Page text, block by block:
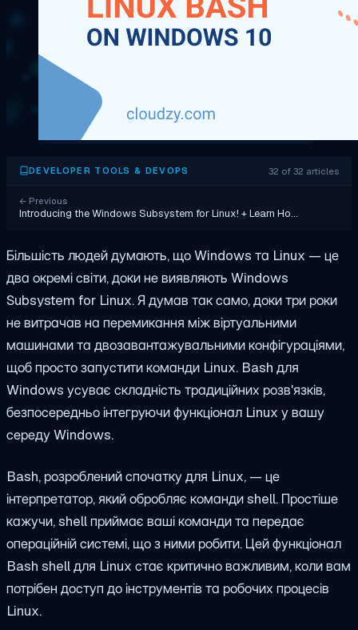
DEVELOPER TOOLS & DEVOPS 32 of 32 articles
← Previous
Introducing the Windows Subsystem for Linux! + Learn Ho…
Більшість людей думають, що Windows та Linux — це
два окремі світи, доки не виявляють Windows
Subsystem for Linux. Я думав так само, доки три роки
не витрачав на перемикання між віртуальними
машинами та двозавантажувальними конфігураціями,
щоб просто запустити команди Linux. Bash для
Windows усуває складність традиційних розв'язків,
безпосередньо інтегруючи функціонал Linux у вашу
середу Windows.
Bash, розроблений спочатку для Linux, — це
інтерпретатор, який обробляє команди shell. Простіше
кажучи, shell приймає ваші команди та передає
операційній системі, що з ними робити. Цей функціонал
Bash shell для Linux стає критично важливим, коли вам
потрібен доступ до інструментів та робочих процесів
Linux.